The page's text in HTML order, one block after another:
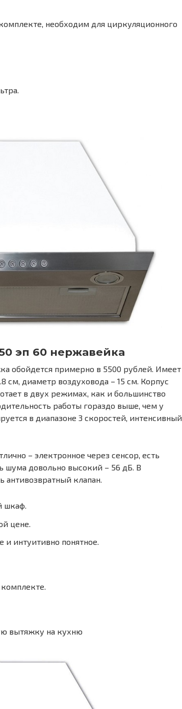
необходим для циркуляционного
эп 60 нержавейка
обойдется примерно в 5500 рублей. Имеет
см, диаметр воздуховода – 15 см. Корпус
в двух режимах, как и большинство
работы гораздо выше, чем у
в диапазоне 3 скоростей, интенсивный
– электронное через сенсор, есть
шума довольно высокий – 56 дБ. В
антивозвратный клапан.
шкаф.
цене.
и интуитивно понятное.
вытяжку на кухню